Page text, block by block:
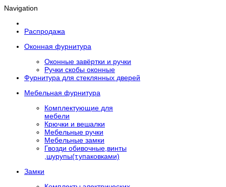
Navigation
Распродажа
Оконная фурнитура
Оконные завёртки и ручки
Ручки скобы оконные
Фурнитура для стеклянных дверей
Мебельная фурнитура
Комплектующие для
мебели
Крючки и вешалки
Мебельные ручки
Мебельные замки
Гвозди обивочные,винты
,шурупы(т.упаковками)
Замки